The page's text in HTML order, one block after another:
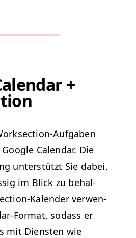
+
Auf­gaben
Cal­en­dar. Die
unter­stützt Sie dabei,
im Blick zu behal­
Kalen­der ver­wen­
For­mat, sodass er
mit Dien­sten wie